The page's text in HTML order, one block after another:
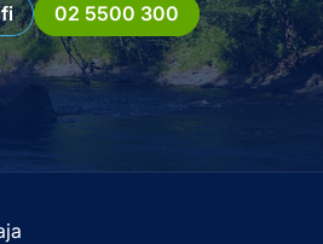
02 5500 300